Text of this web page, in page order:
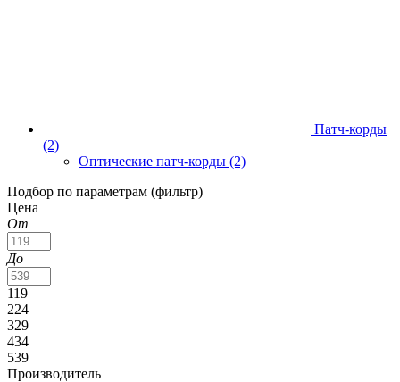
Патч-корды
(2)
Оптические патч-корды (2)
Подбор по параметрам (фильтр)
Цена
От
До
119
224
329
434
539
Производитель